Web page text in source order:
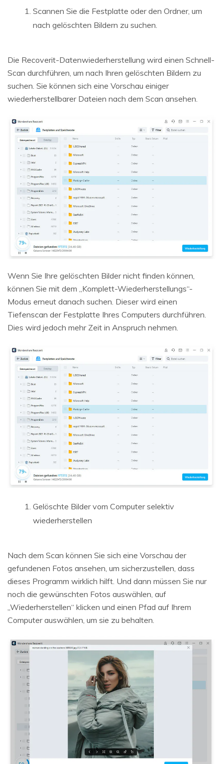
Scannen Sie die Festplatte oder den Ordner, um
nach gelöschten Bildern zu suchen.
Die Recoverit-Datenwiederherstellung wird einen Schnell-
Scan durchführen, um nach Ihren gelöschten Bildern zu
suchen. Sie können sich eine Vorschau einiger
wiederherstellbarer Dateien nach dem Scan ansehen.
Wenn Sie Ihre gelöschten Bilder nicht finden können,
können Sie mit dem „Komplett-Wiederherstellungs“-
Modus erneut danach suchen. Dieser wird einen
Tiefenscan der Festplatte Ihres Computers durchführen.
Dies wird jedoch mehr Zeit in Anspruch nehmen.
Gelöschte Bilder vom Computer selektiv
wiederherstellen
Nach dem Scan können Sie sich eine Vorschau der
gefundenen Fotos ansehen, um sicherzustellen, dass
dieses Programm wirklich hilft. Und dann müssen Sie nur
noch die gewünschten Fotos auswählen, auf
„Wiederherstellen“ klicken und einen Pfad auf Ihrem
Computer auswählen, um sie zu behalten.